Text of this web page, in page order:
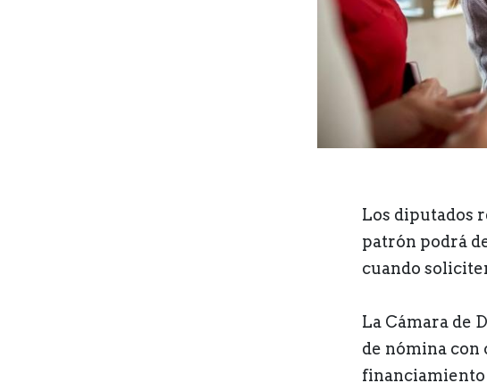
Los diputados
patrón podrá
cuando
La Cámara de
de nómina con
financiamiento